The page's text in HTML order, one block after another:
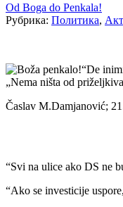
Od Boga do Penkala!
Рубрика: Политика,
“De
„Nema ništa od
Časlav M.Damjanović;
“Svi na ulice ako DS ne
“Ako se investicije